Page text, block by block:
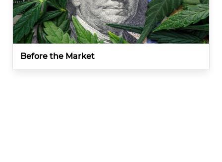
Before the Market